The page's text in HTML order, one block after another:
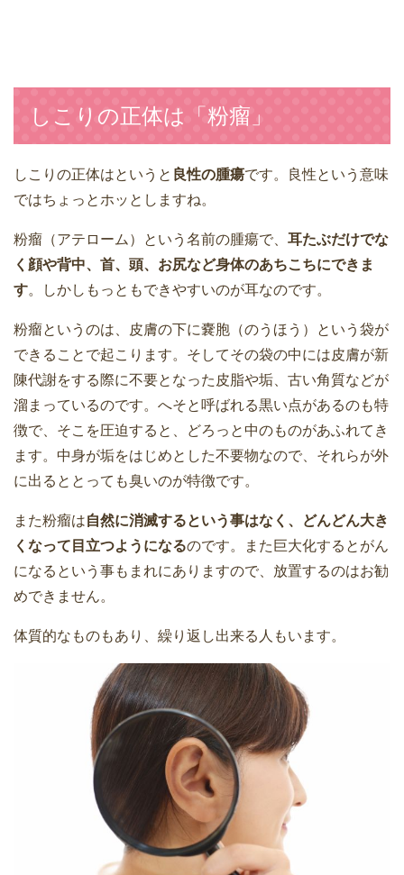
しこりの正体は「粉瘤」
しこりの正体はというと 良性の腫瘍です。良性という意味
ではちょっとホッとしますね。
粉瘤（アテローム）という名前の腫瘍で、 耳たぶだけでな
く顔や背中、首、頭、お尻など身体のあちこちにできま
す。しかしもっともできやすいのが耳なのです。
粉瘤というのは、皮膚の下に嚢胞（のうほう）という袋が
できることで起こります。そしてその袋の中には皮膚が新
陳代謝をする際に不要となった皮脂や垢、古い角質などが
溜まっているのです。へそと呼ばれる黒い点があるのも特
徴で、そこを圧迫すると、どろっと中のものがあふれてき
ます。中身が垢をはじめとした不要物なので、それらが外
に出るととっても臭いのが特徴です。
また粉瘤は自然に消滅するという事はなく、どんどん大き
くなって目立つようになるのです。また巨大化するとがん
になるという事もまれにありますので、放置するのはお勧
めできません。
体質的なものもあり、繰り返し出来る人もいます。